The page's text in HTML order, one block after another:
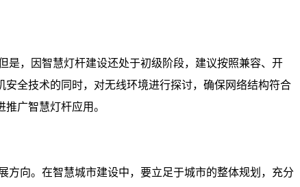
是，因智慧灯杆建设还处于初级阶段，建议按照兼容、开
全技术的同时，对无线环境进行探讨，确保网络结构符合
广智慧灯杆应用。
方向。在智慧城市建设中，要立足于城市的整体规划，充分